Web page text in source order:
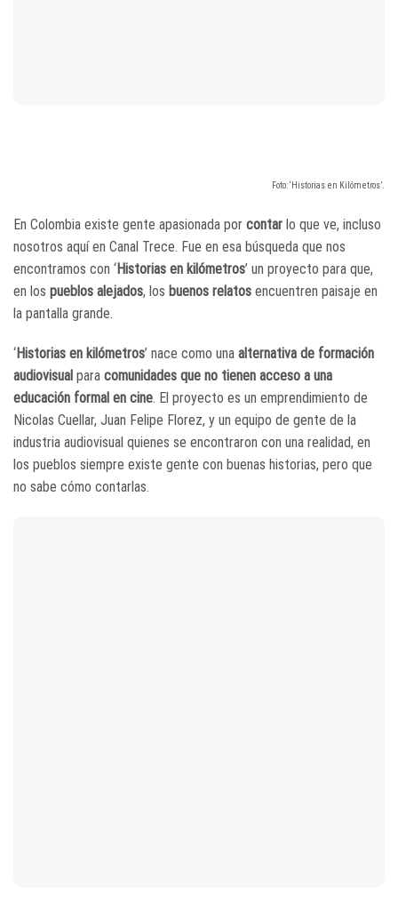
Foto: ‘Historias en Kilómetros’.
En Colombia existe gente apasionada por contar lo que ve, incluso
nosotros aquí en Canal Trece. Fue en esa búsqueda que nos
encontramos con ‘Historias en kilómetros’ un proyecto para que,
en los pueblos alejados, los buenos relatos encuentren paisaje en
la pantalla grande.
‘Historias en kilómetros’ nace como una alternativa de formación
audiovisual para comunidades que no tienen acceso a una
educación formal en cine. El proyecto es un emprendimiento de
Nicolas Cuellar, Juan Felipe Florez, y un equipo de gente de la
industria audiovisual quienes se encontraron con una realidad, en
los pueblos siempre existe gente con buenas historias, pero que
no sabe cómo contarlas.